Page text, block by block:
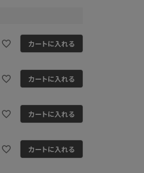
カートに入れる
カートに入れる
カートに入れる
カートに入れる